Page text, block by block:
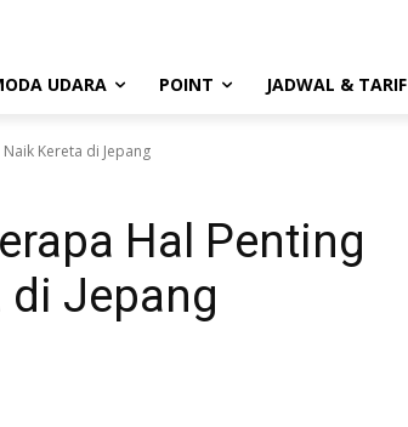
UDARA POINT JADWAL & TARIF
Kereta di Jepang
Hal Penting
di Jepang